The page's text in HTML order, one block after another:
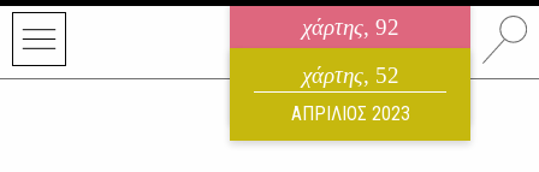
χάρτης, 92
ηλεκτρονικό περιοδικό
ΑΥΓΟΥΣΤΟΣ 2026
χάρτης, 52
ΑΠΡΙΛΙΟΣ 2023